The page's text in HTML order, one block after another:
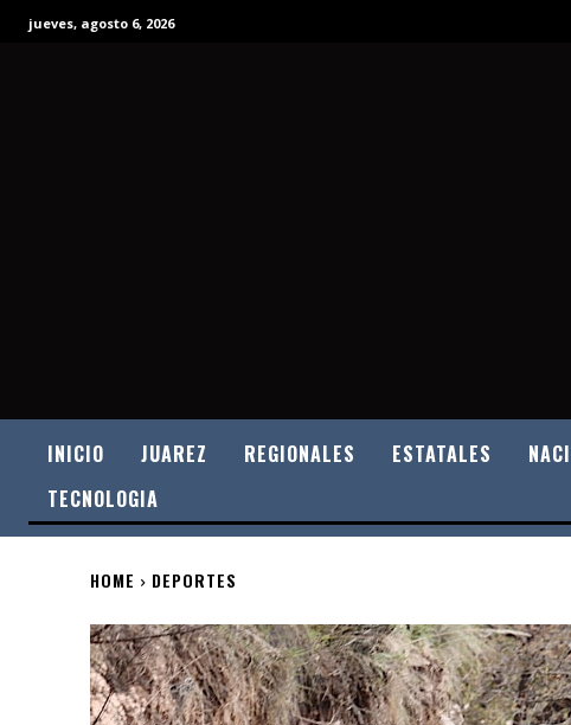
jueves, agosto 6, 2026
INICIO JUAREZ REGIONALES ESTATALES
TECNOLOGIA
HOME DEPORTES